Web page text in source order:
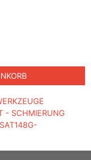
- SCHMIERUNG